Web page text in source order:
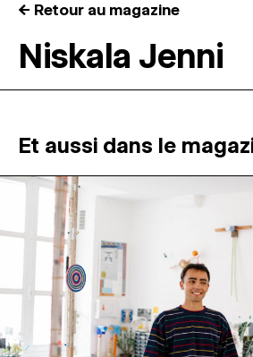
RÉSIDENCES ↓
ATELIERS OUVERTS
PROGRAMMATION
MAGAZINE
ESPACES DE PRATIQUE
← Retour au magazine
Niskala Jenni
Et aussi dans le